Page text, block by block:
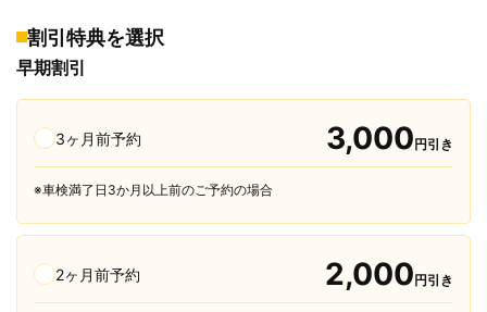
割引特典を選択
早期割引
3ヶ月前予約 3,000円引き
※車検満了日3か月以上前のご予約の場合
2ヶ月前予約 2,000円引き